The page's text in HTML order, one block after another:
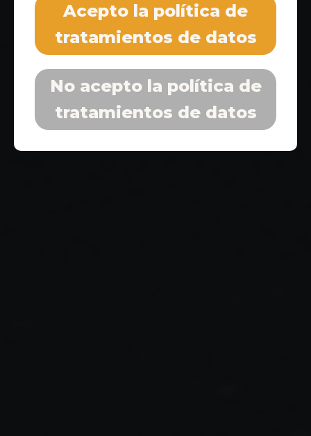
Acepto la política de
tratamientos de datos
No acepto la política de
tratamientos de datos